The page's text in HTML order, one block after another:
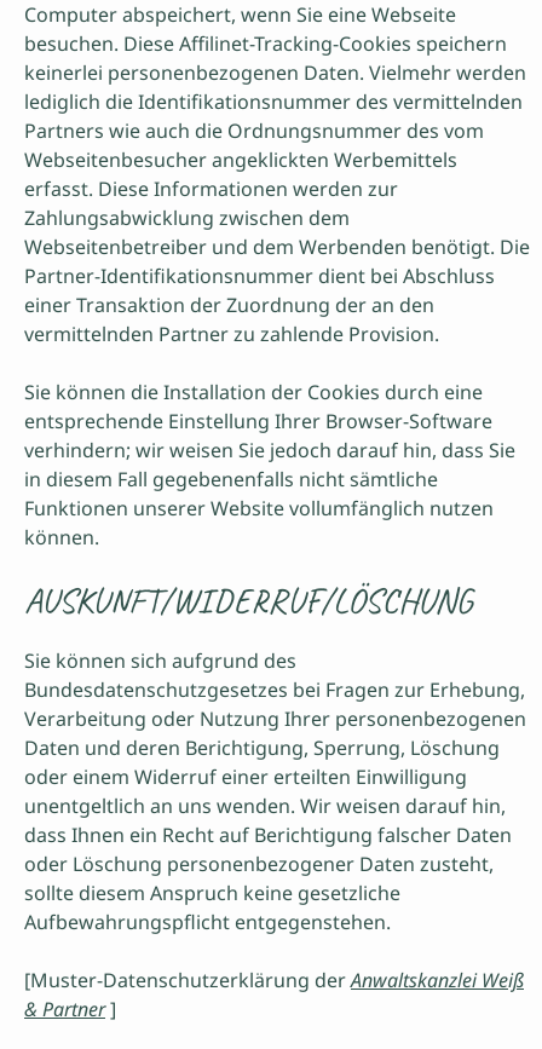
Computer abspeichert, wenn Sie eine Webseite
besuchen. Diese Affilinet-Tracking-Cookies speichern
keinerlei personenbezogenen Daten. Vielmehr werden
lediglich die Identifikationsnummer des vermittelnden
Partners wie auch die Ordnungsnummer des vom
Webseitenbesucher angeklickten Werbemittels
erfasst. Diese Informationen werden zur
Zahlungsabwicklung zwischen dem
Webseitenbetreiber und dem Werbenden benötigt. Die
Partner-Identifikationsnummer dient bei Abschluss
einer Transaktion der Zuordnung der an den
vermittelnden Partner zu zahlende Provision.
Sie können die Installation der Cookies durch eine
entsprechende Einstellung Ihrer Browser-Software
verhindern; wir weisen Sie jedoch darauf hin, dass Sie
in diesem Fall gegebenenfalls nicht sämtliche
Funktionen unserer Website vollumfänglich nutzen
können.
AUSKUNFT/WIDERRUF/LÖSCHUNG
Sie können sich aufgrund des
Bundesdatenschutzgesetzes bei Fragen zur Erhebung,
Verarbeitung oder Nutzung Ihrer personenbezogenen
Daten und deren Berichtigung, Sperrung, Löschung
oder einem Widerruf einer erteilten Einwilligung
unentgeltlich an uns wenden. Wir weisen darauf hin,
dass Ihnen ein Recht auf Berichtigung falscher Daten
oder Löschung personenbezogener Daten zusteht,
sollte diesem Anspruch keine gesetzliche
Aufbewahrungspflicht entgegenstehen.
[Muster-Datenschutzerklärung derAnwaltskanzlei Weiß
& Partner]